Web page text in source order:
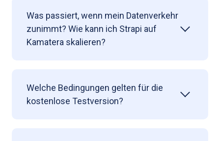
Was passiert, wenn mein Datenverkehr
zunimmt? Wie kann ich Strapi auf
Kamatera skalieren?
Welche Bedingungen gelten für die
kostenlose Testversion?